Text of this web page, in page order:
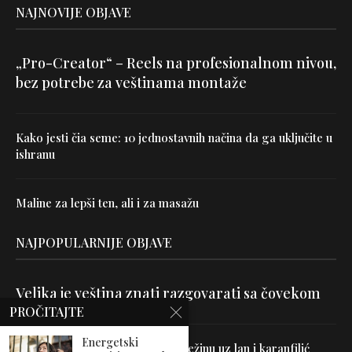
NAJNOVIJE OBJAVE
„Pro-Creator“ – Reels na profesionalnom nivou,
bez potrebe za veštinama montaže
Kako jesti čia seme: 10 jednostavnih načina da ga uključite u
ishranu
Maline za lepši ten, ali i za masažu
NAJPOPULARNIJE OBJAVE
Velika je veština znati razgovarati sa čovekom
Uništite parazite i normalizujte težinu uz lan i karanfilić
PROČITAJTE
Energetski